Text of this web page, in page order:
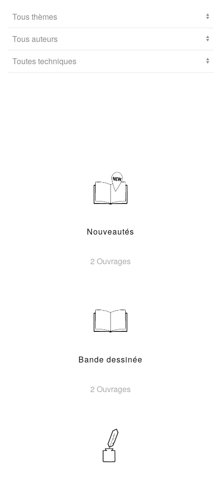
Nouveautés
2 Ouvrages
Bande dessinée
2 Ouvrages